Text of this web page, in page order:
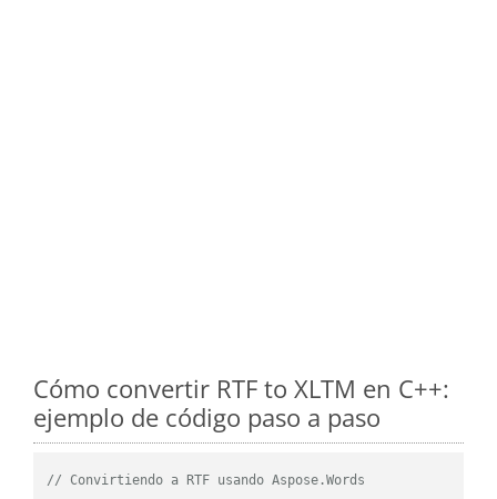
Cómo convertir RTF to XLTM en C++:
ejemplo de código paso a paso
// Convirtiendo a RTF usando Aspose.Words